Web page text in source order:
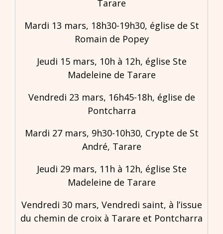
Tarare
Mardi 13 mars, 18h30-19h30, église de St
Romain de Popey
Jeudi 15 mars, 10h à 12h, église Ste
Madeleine de Tarare
Vendredi 23 mars, 16h45-18h, église de
Pontcharra
Mardi 27 mars, 9h30-10h30, Crypte de St
André, Tarare
Jeudi 29 mars, 11h à 12h, église Ste
Madeleine de Tarare
Vendredi 30 mars, Vendredi saint, à l’issue
du chemin de croix à Tarare et Pontcharra